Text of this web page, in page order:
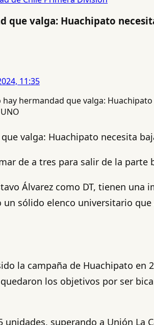
que valga: Huachipato
11:35
valga: Huachipato necesita
de a tres para salir de la parte
Álvarez como DT, tienen
sólido elenco universitario
la campaña de Huachipato
los objetivos por ser
unidades, superando a Unión La